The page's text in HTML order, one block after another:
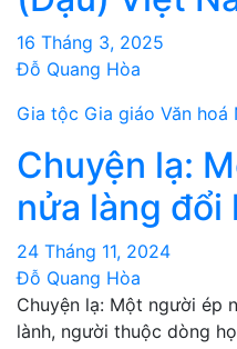
16 Tháng 3, 2025
Đỗ Quang Hòa
Gia tộc Gia giáo Văn hoá
Chuyện lạ:
nửa làng đổi
24 Tháng 11, 2024
Đỗ Quang Hòa
Chuyện lạ: Một người ép
lành, người thuộc dòng